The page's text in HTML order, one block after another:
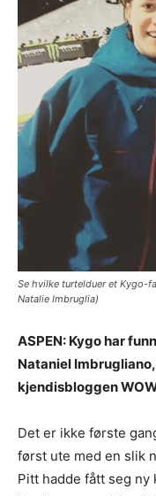
Se hvilke turtelduer et Kygo-
Natalie Imbruglia)
ASPEN: Kygo har
Nataniel
kjendisbloggen
Det er ikke første
først ute med en slik
Pitt hadde fått seg